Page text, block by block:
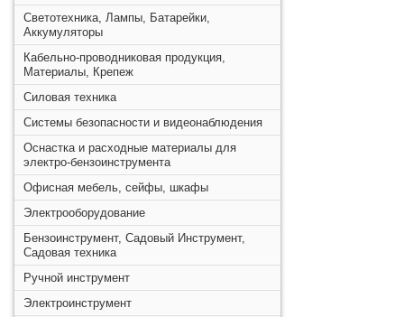
Светотехника, Лампы, Батарейки,
Аккумуляторы
Кабельно-проводниковая продукция,
Материалы, Крепеж
Силовая техника
Системы безопасности и видеонаблюдения
Оснастка и расходные материалы для
электро-бензоинструмента
Офисная мебель, сейфы, шкафы
Электрооборудование
Бензоинструмент, Садовый Инструмент,
Садовая техника
Ручной инструмент
Электроинструмент